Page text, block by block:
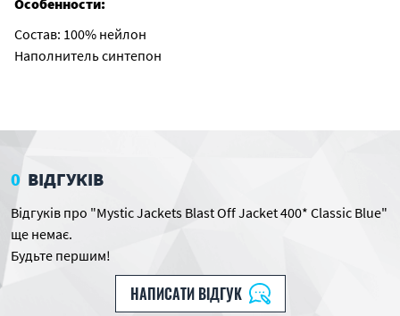
Особенности:
Состав: 100% нейлон
Наполнитель синтепон
0 ВІДГУКІВ
Відгуків про "Mystic Jackets Blast Off Jacket 400* Classic Blue"
ще немає.
Будьте першим!
НАПИСАТИ ВІДГУК